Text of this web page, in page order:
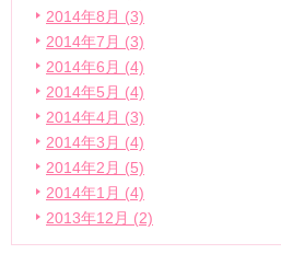
2014年8月 (3)
2014年7月 (3)
2014年6月 (4)
2014年5月 (4)
2014年4月 (3)
2014年3月 (4)
2014年2月 (5)
2014年1月 (4)
2013年12月 (2)